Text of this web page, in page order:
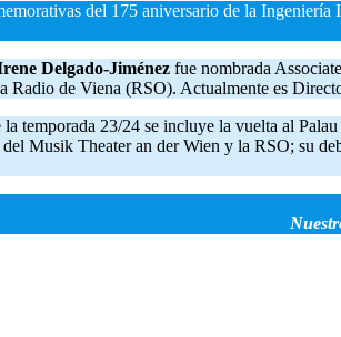
del 175 aniversario de la Ingeniería
Delgado-Jiménez fue nombrada
Radio de Viena (RSO). Actualmente es
la temporada 23/24 se incluye la vuelta al
del Musik Theater an der Wien y la RSO; su